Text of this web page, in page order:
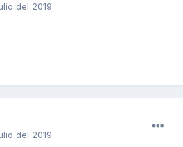
del 2019
del 2019